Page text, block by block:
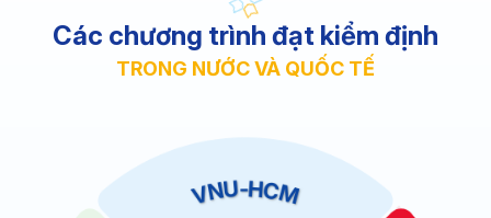
Các chương trình đạt kiểm định
TRONG NƯỚC VÀ QUỐC TẾ